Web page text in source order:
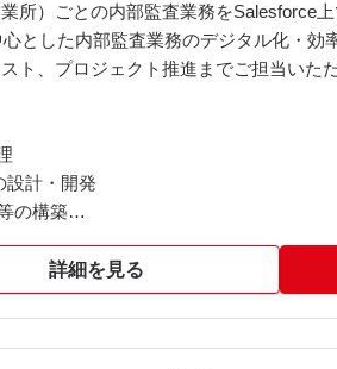
所）ごとの内部監査業務をSalesforce
とした内部監査業務のデジタル化・効
ト、プロジェクト推進までご担当いた
設計・開発
の構築
ト
詳細を見る